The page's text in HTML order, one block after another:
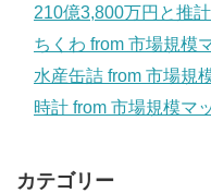
210億3,800万円と推計
ちくわ from 市場規模
水産缶詰 from 市場規
時計 from 市場規模マ
カテゴリー